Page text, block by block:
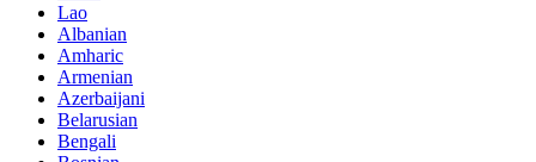
Lao
Albanian
Amharic
Armenian
Azerbaijani
Belarusian
Bengali